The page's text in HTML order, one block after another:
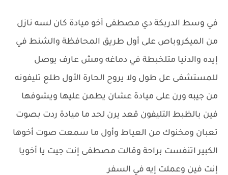
في وسط الدربكة دي مصطفى أخو ميادة كان لسه نازل
من الميكروباص على أول طريق المحافظة والشنط في
إيده والدنيا متلخبطة في دماغه ومش عارف يوصل
للمستشفى عل طول ولا يروح الحارة الأول طلع تليفونه
من جيبه ورن على ميادة عشان يطمن عليها ويشوفها
فين بالظبط التليفون قعد يرن لحد ما ميادة ردت بصوت
تعبان ومخنوك من العياط وأول ما سمعت صوت أخوها
الكبير اتنفست براحة وقالت مصطفى إنت جيت يا أخويا
إنت فين وعملت إيه في السفر